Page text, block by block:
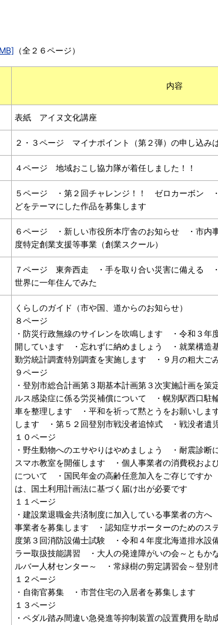
（全２６ページ）
内容
表紙 アイヌ文化講座
２・３ページ マイナポイント（第２弾）の申し込み
４ページ 地域おこし協力隊が着任しました！！
５ページ ・第２回チャレンジ！！ ゼロカーボン
どをテーマにした作品を募集します
６ページ ・新しい市役所本庁舎のお知らせ ・市内
度特定創業支援等事業（創業スクール）
７ページ 東奔西走 ・手を取り合い災害に備える
世界に一年住んでみた
くらしのガイド（市や国、道からのお知らせ）
８ページ
・防災行政無線のサイレンを吹鳴します ・令和３年
開しています ・忘れずに納めましょう ・就業構造
勤労統計調査特別調査を実施します ・９月の粗大ご
９ページ
・登別市総合計画第３期基本計画第３次実施計画を
ルス感染症に係る労災補償について ・幌別駅西口駐
車を整理します ・平和を祈って黙とうをお願いしま
します ・第５２回登別市戦没者追悼式 ・戦没者遺
１０ページ
・野生動物へのエサやりはやめましょう ・耐震診
スマホ教室を開催します ・個人事業者の消費税およ
について ・国民年金の高齢任意加入をご存じですか
は、国土利用計画法に基づく届け出が必要です
１１ページ
・建設業退職金共済制度に加入している事業者の方
事業者を募集します ・認知症サポーターのためのス
度第３回消防設備士試験 ・令和４年度北海道排水設
ラー取扱技能講習 ・大人の発達障がいの会～ともか
ルバー人材センター～ ・常緑樹の剪定講習会～登別
１２ページ
・自衛官募集 ・市営住宅の入居者を募集します
１３ページ
・ペダル踏み間違い急発進等抑制装置の設置費用を